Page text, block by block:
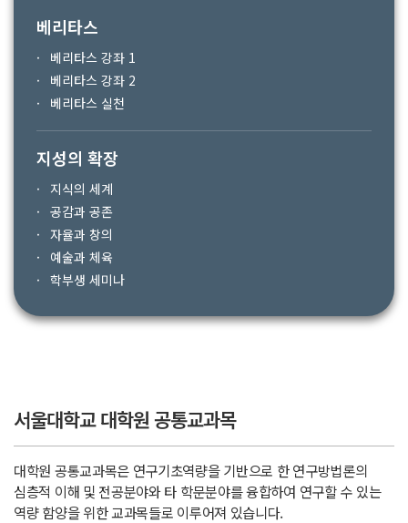
베리타스
베리타스 강좌 1
베리타스 강좌 2
베리타스 실천
지성의 확장
지식의 세계
공감과 공존
자율과 창의
예술과 체육
학부생 세미나
서울대학교 대학원 공통교과목
대학원 공통교과목은 연구기초역량을 기반으로 한 연구방법론의
심층적 이해 및 전공분야와 타 학문분야를 융합하여 연구할 수 있는
역량 함양을 위한 교과목들로 이루어져 있습니다.